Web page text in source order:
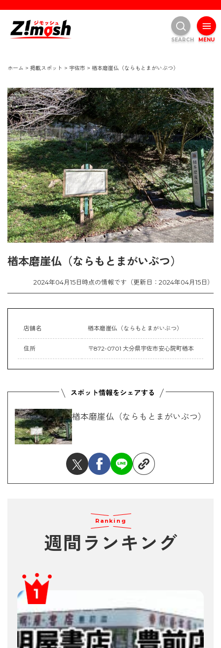
ホーム > 掲載スポット > 宇佐市 > 楢本磨崖仏（ならもとまがいぶつ）
楢本磨崖仏（ならもとまがいぶつ）
2024年04月15日時点の情報です（更新日：2024年04月15日）
店舗名 楢本磨崖仏（ならもとまがいぶつ）
住所 〒872-0701 大分県宇佐市安心院町楢本
楢本磨崖仏（ならもとまがいぶつ）
Ranking
週間ランキング
MENU
SEARCH